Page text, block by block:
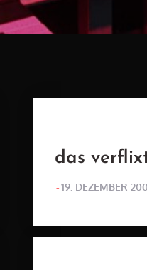
das
POSTED
19. DEZEMBER